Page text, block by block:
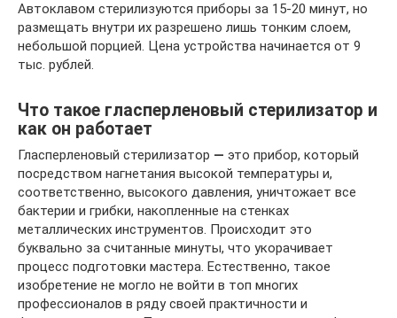
Автоклавом стерилизуются приборы за 15-20 минут, но
размещать внутри их разрешено лишь тонким слоем,
небольшой порцией. Цена устройства начинается от 9
тыс. рублей.
Что такое гласперленовый стерилизатор и
как он работает
Гласперленовый стерилизатор — это прибор, который
посредством нагнетания высокой температуры и,
соответственно, высокого давления, уничтожает все
бактерии и грибки, накопленные на стенках
металлических инструментов. Происходит это
буквально за считанные минуты, что укорачивает
процесс подготовки мастера. Естественно, такое
изобретение не могло не войти в топ многих
профессионалов в ряду своей практичности и